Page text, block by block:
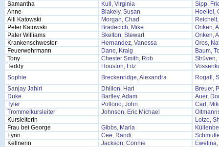
Samantha
Kull, Virginia
Sipp,
Anne
Blakely, Susan
Hoeltel,
Alli Katowski
Morgan, Chad
Peter Katowski
Bradecich, Mike
Onken,
Pater Williams
Skelton, Stewart
Onken,
Krankenschwester
Hernandez, Vanessa
Oros,
Feuerwehrmann
Dane, Kraig
Baum,
Tony
Chester Smith, Rob
Strüven,
Teddy
Houston, Fitz
Sophie
Breckenridge, Alexandra
Rogall,
Sanjay Jahiri
Dhillon, Hari
Breuer,
Duke
Bartley, Adam
Auer,
Tyler
Pollono, John
Carl,
Trommelkursleiter
Johnson, Eric Michael
Kursleiterin
Lotze,
Frau bei George
Gibbs, Marla
Lynn
Cee, Randi
Kellnerin
Jackson, Connie